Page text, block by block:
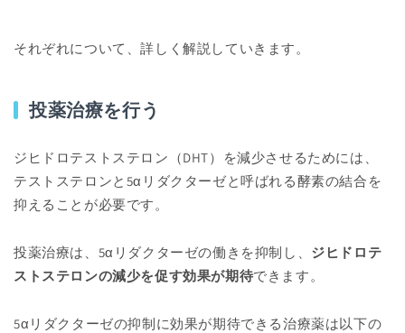
それぞれについて、詳しく解説していきます。
投薬治療を行う
ジヒドロテストステロン（DHT）を減少させるためには、
テストステロンと5αリダクターゼと呼ばれる酵素の結合を
抑えることが必要です。
投薬治療は、5αリダクターゼの働きを抑制し、 ジヒドロテ
ストステロンの減少を促す効果が期待できます。
5αリダクターゼの抑制に効果が期待できる治療薬は以下の